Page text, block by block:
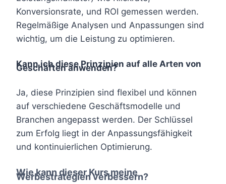
Konversionsrate, und ROI gemessen werden.
Regelmäßige Analysen und Anpassungen sind
wichtig, um die Leistung zu optimieren.
Kann ich diese Prinzipien auf alle Arten von
Geschäften anwenden?
Ja, diese Prinzipien sind flexibel und können
auf verschiedene Geschäftsmodelle und
Branchen angepasst werden. Der Schlüssel
zum Erfolg liegt in der Anpassungsfähigkeit
und kontinuierlichen Optimierung.
Wie kann dieser Kurs meine
Werbestrategien verbessern?